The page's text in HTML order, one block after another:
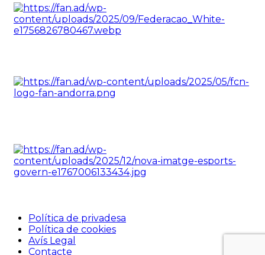
Política de privadesa
Política de cookies
Avís Legal
Contacte